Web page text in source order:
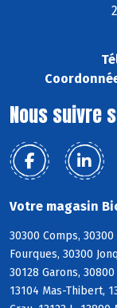
Nous suivre
Votre magasin
30300 Comps,
Fourques, 30300
30128 Garons,
13104 Mas-Thibert,